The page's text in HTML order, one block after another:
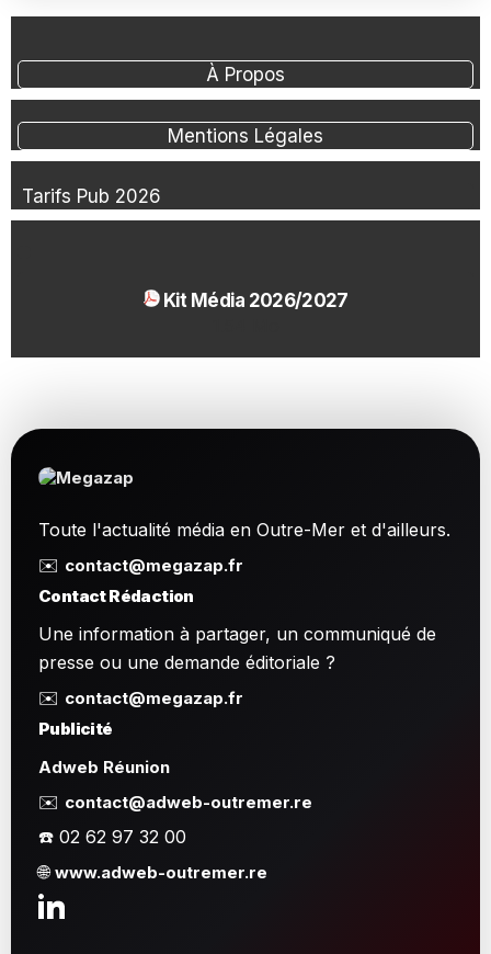
À Propos
Mentions Légales
Tarifs Pub 2026
Kit Média 2026/2027
Toute l'actualité média en Outre-Mer et d'ailleurs.
✉️ contact@megazap.fr
Contact Rédaction
Une information à partager, un communiqué de
presse ou une demande éditoriale ?
✉️ contact@megazap.fr
Publicité
Adweb Réunion
✉️ contact@adweb-outremer.re
☎️ 02 62 97 32 00
🌐www.adweb-outremer.re